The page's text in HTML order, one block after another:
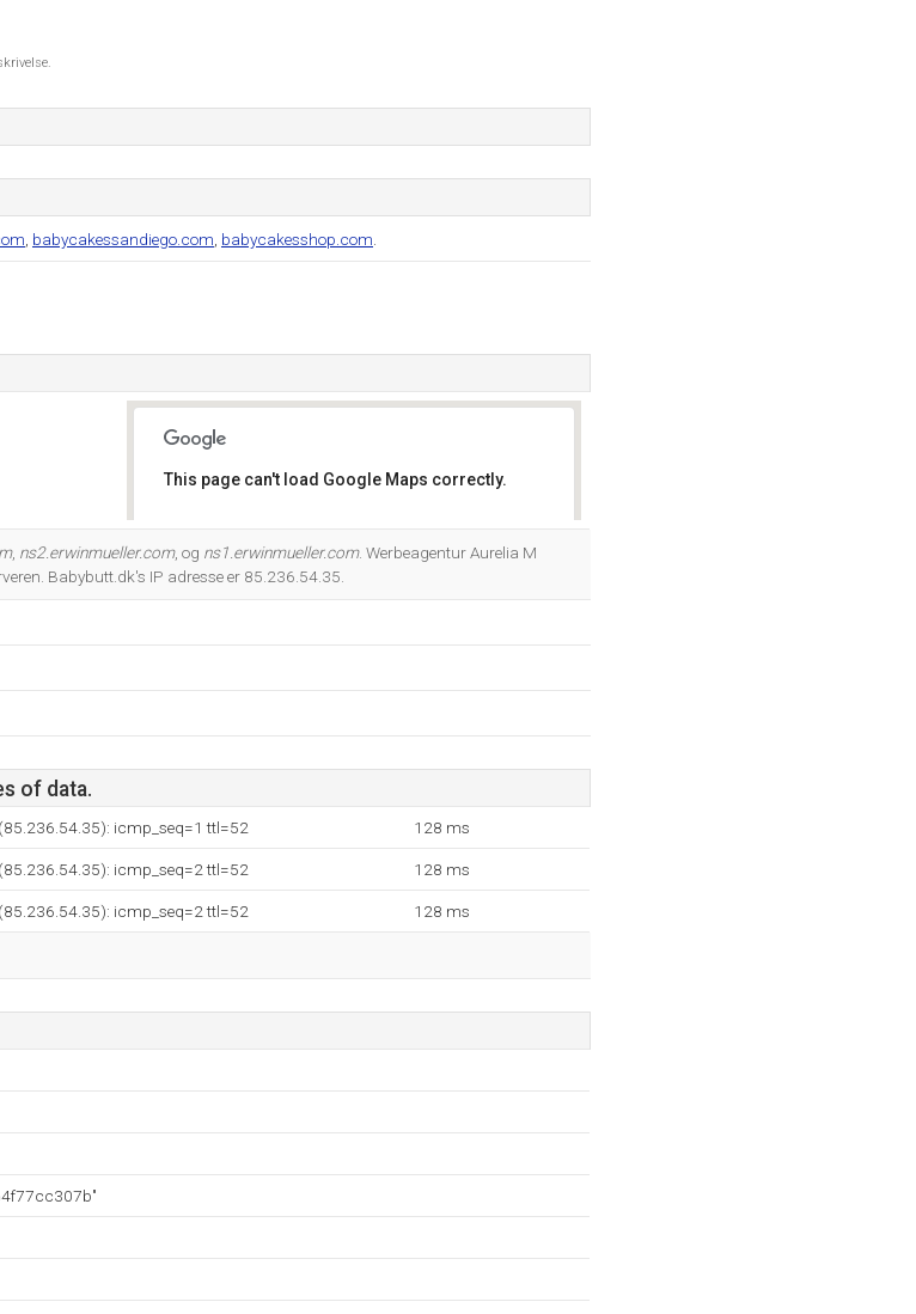
babycakessandiego.com babycakesshop.com
This page can't load Google Maps correctly.
, ns2.erwinmueller.com, og ns1.erwinmueller.com. Werbeagentur Aurelia M
Babybutt.dk's IP adresse er 85.236.54.35.
of data.
icmp_seq=1 ttl=52 128 ms
icmp_seq=2 ttl=52 128 ms
icmp_seq=2 ttl=52 128 ms